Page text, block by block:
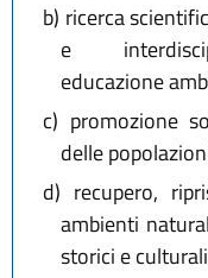
b) ricerca
e
educazione
c) promozione
delle
d) recupero,
ambienti
storici e